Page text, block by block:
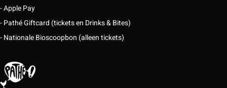
- Apple Pay
- Pathé Giftcard (tickets en Drinks & Bites)
- Nationale Bioscoopbon (alleen tickets)